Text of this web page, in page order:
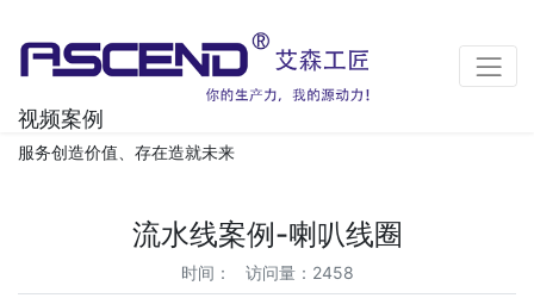
视频案例
服务创造价值、存在造就未来
流水线案例-喇叭线圈
时间： 访问量：2458